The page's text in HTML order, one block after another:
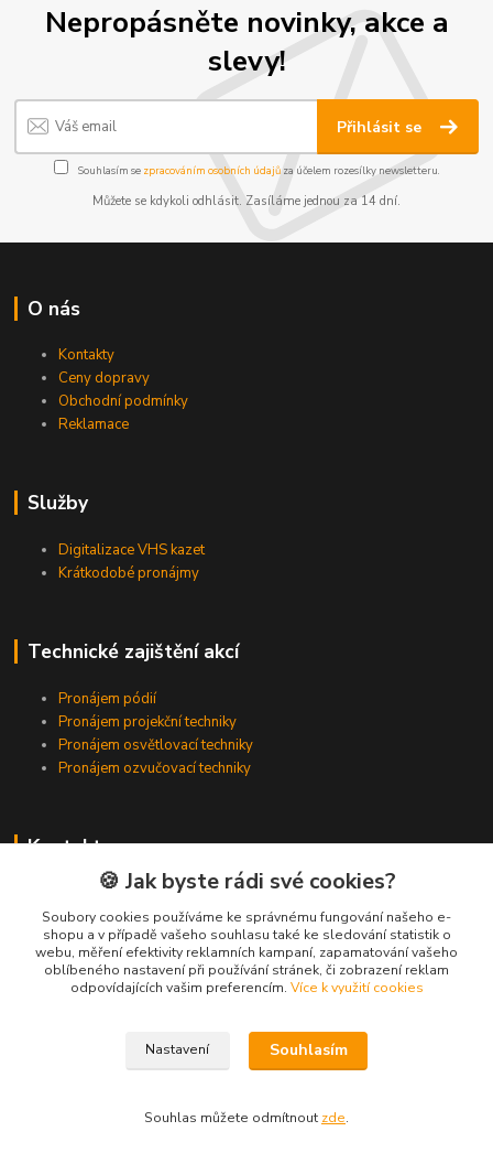
Nepropásněte novinky, akce a
slevy!
Přihlásit se
Souhlasím se zpracováním osobních údajůza účelem rozesílky newsletteru.
Můžete se kdykoli odhlásit. Zasíláme jednou za 14 dní.
O nás
Kontakty
Ceny dopravy
Obchodní podmínky
Reklamace
Služby
Digitalizace VHS kazet
Krátkodobé pronájmy
Technické zajištění akcí
Pronájem pódií
Pronájem projekční techniky
Pronájem osvětlovací techniky
Pronájem ozvučovací techniky
Kontakty
Zákaznická podpora
+420 224 318 342
(Po-Pá, 9-16 hod.)
info@videotech.cz
🍪 Jak byste rádi své cookies?
Soubory cookies používáme ke správnému fungování našeho e-
shopu a v případě vašeho souhlasu také ke sledování statistik o
webu, měření efektivity reklamních kampaní, zapamatování vašeho
oblíbeného nastavení při používání stránek, či zobrazení reklam
odpovídajících vašim preferencím. Více k využití cookies
Nastavení Souhlasím
Souhlas můžete odmítnout zde.